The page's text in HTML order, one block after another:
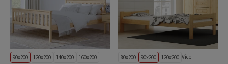
90x200 120x200 140x200 160x200 80x200 90x200 120x200 Více